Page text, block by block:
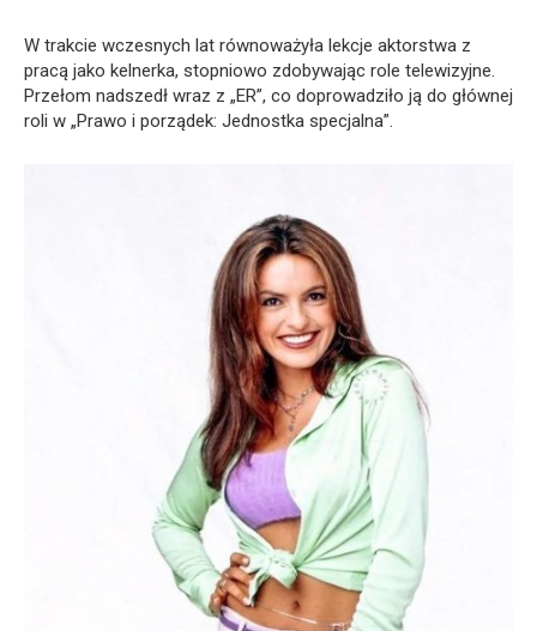
W trakcie wczesnych lat równoważyła lekcje aktorstwa z
pracą jako kelnerka, stopniowo zdobywając role telewizyjne.
Przełom nadszedł wraz z „ER”, co doprowadziło ją do głównej
roli w „Prawo i porządek: Jednostka specjalna”.